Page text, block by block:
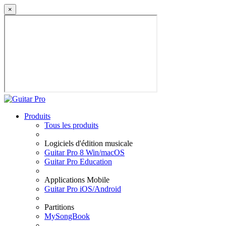
×
Produits
Tous les produits
Logiciels d'édition musicale
Guitar Pro 8 Win/macOS
Guitar Pro Education
Applications Mobile
Guitar Pro iOS/Android
Partitions
MySongBook